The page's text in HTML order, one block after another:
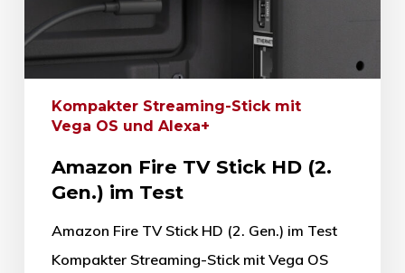
Kompakter Streaming-Stick mit
Vega OS und Alexa+
Amazon Fire TV Stick HD (2.
Gen.) im Test
Amazon Fire TV Stick HD (2. Gen.) im Test
Kompakter Streaming-Stick mit Vega OS